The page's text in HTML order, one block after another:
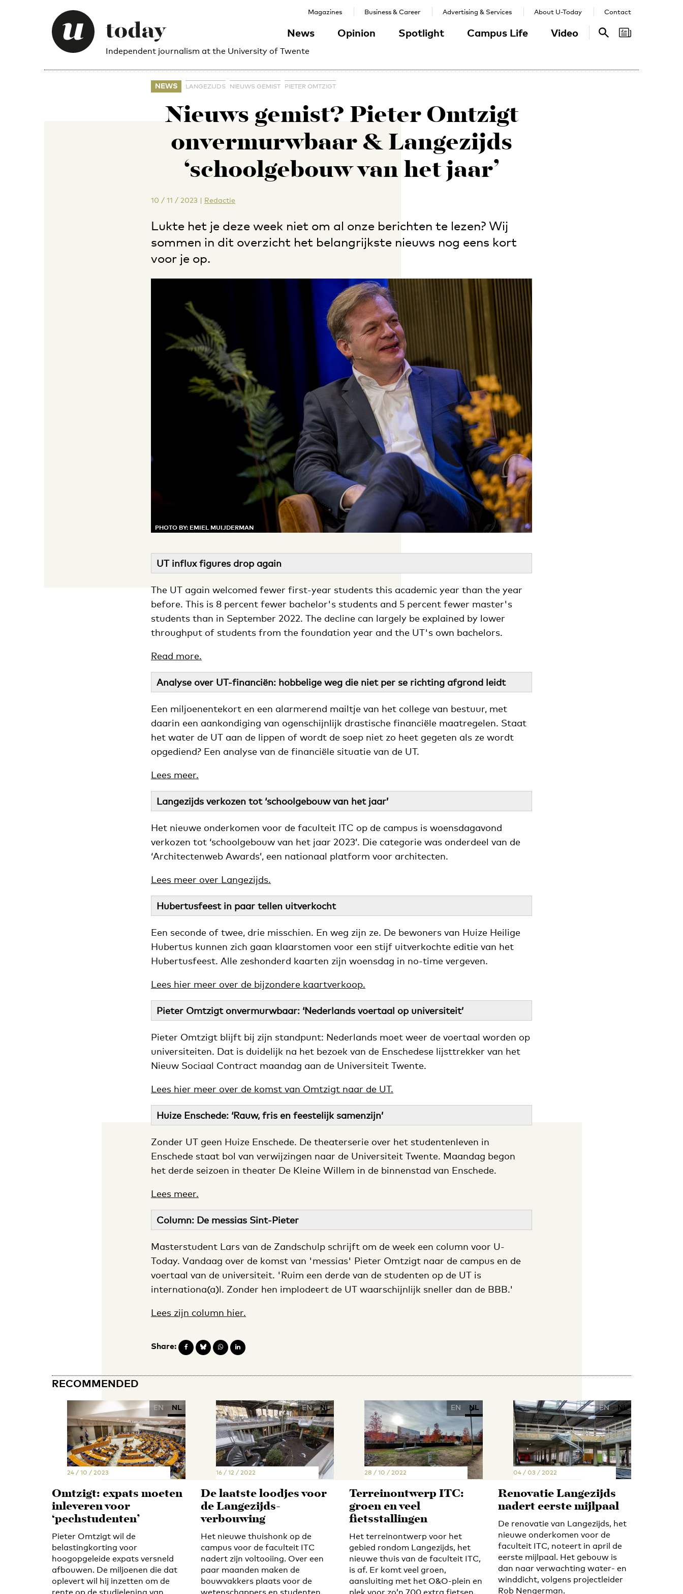
Independent journalism at the University of Twente
News Opinion Spotlight Campus Life Video
Magazines Business & Career Advertising & Services About U-Today Contact
Search
NEWS LANGEZIJDS NIEUWS GEMIST PIETER OMTZIGT
Nieuws gemist? Pieter Omtzigt
onvermurwbaar & Langezijds
‘schoolgebouw van het jaar’
10 / 11 / 2023 | Redactie
Lukte het je deze week niet om al onze berichten te lezen? Wij
sommen in dit overzicht het belangrijkste nieuws nog eens kort
voor je op.
PHOTO BY: EMIEL MUIJDERMAN
UT influx figures drop again
The UT again welcomed fewer first-year students this academic year than the year
before. This is 8 percent fewer bachelor's students and 5 percent fewer master's
students than in September 2022. The decline can largely be explained by lower
throughput of students from the foundation year and the UT's own bachelors.
Read more.
Analyse over UT-financiën: hobbelige weg die niet per se richting afgrond leidt
Een miljoenentekort en een alarmerend mailtje van het college van bestuur, met
daarin een aankondiging van ogenschijnlijk drastische financiële maatregelen. Staat
het water de UT aan de lippen of wordt de soep niet zo heet gegeten als ze wordt
opgediend? Een analyse van de financiële situatie van de UT.
Lees meer.
Langezijds verkozen tot ‘schoolgebouw van het jaar’
Het nieuwe onderkomen voor de faculteit ITC op de campus is woensdagavond
verkozen tot ‘schoolgebouw van het jaar 2023’. Die categorie was onderdeel van de
‘Architectenweb Awards’, een nationaal platform voor architecten.
Lees meer over Langezijds.
Hubertusfeest in paar tellen uitverkocht
Een seconde of twee, drie misschien. En weg zijn ze. De bewoners van Huize Heilige
Hubertus kunnen zich gaan klaarstomen voor een stijf uitverkochte editie van het
Hubertusfeest. Alle zeshonderd kaarten zijn woensdag in no-time vergeven.
Lees hier meer over de bijzondere kaartverkoop.
Pieter Omtzigt onvermurwbaar: ‘Nederlands voertaal op universiteit’
Pieter Omtzigt blijft bij zijn standpunt: Nederlands moet weer de voertaal worden op
universiteiten. Dat is duidelijk na het bezoek van de Enschedese lijsttrekker van het
Nieuw Sociaal Contract maandag aan de Universiteit Twente.
Lees hier meer over de komst van Omtzigt naar de UT.
Huize Enschede: ‘Rauw, fris en feestelijk samenzijn’
Zonder UT geen Huize Enschede. De theaterserie over het studentenleven in
Enschede staat bol van verwijzingen naar de Universiteit Twente. Maandag begon
het derde seizoen in theater De Kleine Willem in de binnenstad van Enschede.
Lees meer.
Column: De messias Sint-Pieter
Masterstudent Lars van de Zandschulp schrijft om de week een column voor U-
Today. Vandaag over de komst van 'messias' Pieter Omtzigt naar de campus en de
voertaal van de universiteit. 'Ruim een derde van de studenten op de UT is
internationa(a)l. Zonder hen implodeert de UT waarschijnlijk sneller dan de BBB.'
Lees zijn column hier.
Share:
RECOMMENDED
EN NL
24 / 10 / 2023
Omtzigt: expats moeten
inleveren voor
‘pechstudenten’
Pieter Omtzigt wil de
belastingkorting voor
hoogopgeleide expats versneld
afbouwen. De miljoenen die dat
oplevert wil hij inzetten om de
EN NL
16 / 12 / 2022
De laatste loodjes voor
de Langezijds-
verbouwing
Het nieuwe thuishonk op de
campus voor de faculteit ITC
nadert zijn voltooiing. Over een
paar maanden maken de
bouwvakkers plaats voor de
EN NL
28 / 10 / 2022
Terreinontwerp ITC:
groen en veel
fietsstallingen
Het terreinontwerp voor het
gebied rondom Langezijds, het
nieuwe thuis van de faculteit ITC,
is af. Er komt veel groen,
aansluiting met het O&O-plein en
EN NL
04 / 03 / 2022
Renovatie Langezijds
nadert eerste mijlpaal
De renovatie van Langezijds, het
nieuwe onderkomen voor de
faculteit ITC, noteert in april de
eerste mijlpaal. Het gebouw is
dan naar verwachting water- en
winddicht, volgens projectleider
Rob Nengerman.